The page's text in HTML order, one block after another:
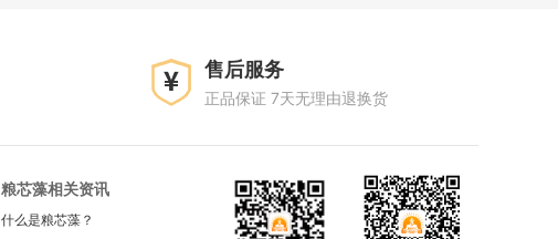
售后服务
正品保证 7天无理由退换货
粮芯藻相关资讯
什么是粮芯藻？